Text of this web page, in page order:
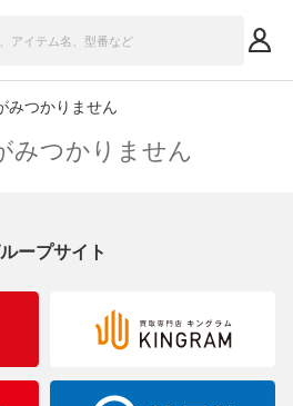
みつかりません
みつかりません
ープサイト